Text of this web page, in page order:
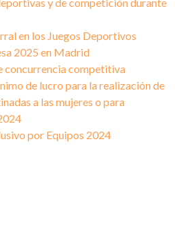
en los Juegos Deportivos
2025 en Madrid
concurrencia competitiva
de lucro para la realización de
a las mujeres o para
por Equipos 2024